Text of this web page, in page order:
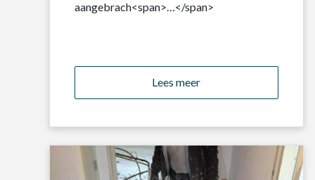
aangebrach<span>…</span>
Lees meer